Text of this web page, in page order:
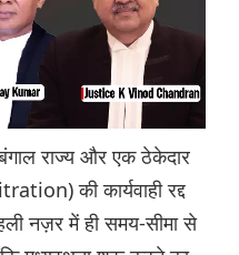
राज्य और एक ठेकेदार
की कार्यवाही रद्द
नज़र में ही समय-सीमा से